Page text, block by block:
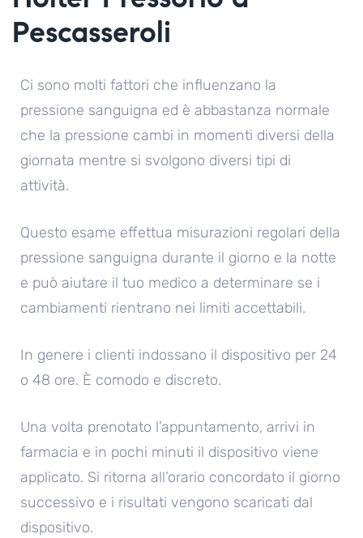
Pescasseroli
Ci sono molti fattori che influenzano la
pressione sanguigna ed è abbastanza normale
che la pressione cambi in momenti diversi della
giornata mentre si svolgono diversi tipi di
attività.
Questo esame effettua misurazioni regolari della
pressione sanguigna durante il giorno e la notte
e può aiutare il tuo medico a determinare se i
cambiamenti rientrano nei limiti accettabili.
In genere i clienti indossano il dispositivo per 24
o 48 ore. È comodo e discreto.
Una volta prenotato l’appuntamento, arrivi in ​​
farmacia e in pochi minuti il ​​dispositivo viene
applicato. Si ritorna all’orario concordato il giorno
successivo e i risultati vengono scaricati dal
dispositivo.